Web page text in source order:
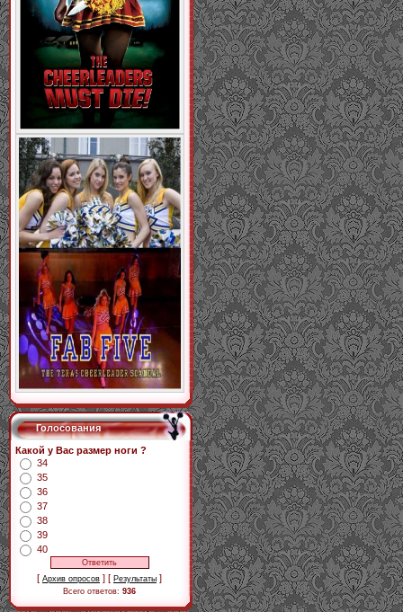
Голосования
Какой у Вас размер ноги ?
34
35
36
37
38
39
40
[ Архив опросов ] [ Результаты ]
Всего ответов: 936